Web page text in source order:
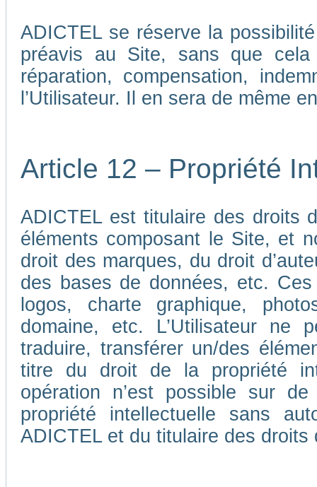
ADICTEL se réserve la
préavis au Site, sans que
réparation, compensation,
l’Utilisateur. Il en sera de même
Article 12 – Propriété
ADICTEL est titulaire des droits
éléments composant le Site, et
droit des marques, du droit
des bases de données, etc.
logos, charte graphique,
domaine, etc. L’Utilisateur ne
traduire, transférer un/des
titre du droit de la propriété
opération n’est possible sur
propriété intellectuelle sans
ADICTEL et du titulaire des